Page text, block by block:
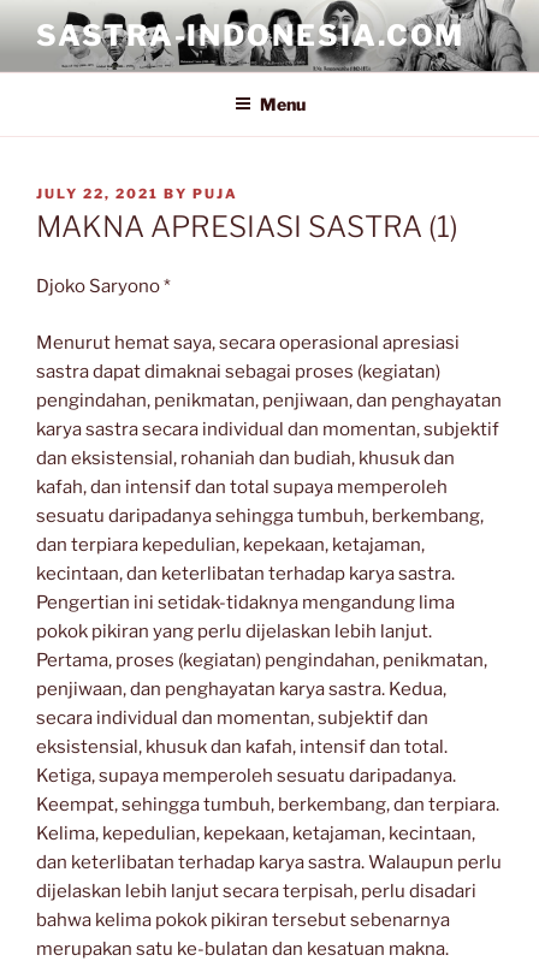
content
SASTRA-INDONESIA.COM
Menu
POSTED
ON
JULY 22, 2021 BY PUJA
MAKNA APRESIASI SASTRA (1)
Djoko Saryono *
Menurut hemat saya, secara operasional apresiasi
sastra dapat dimaknai sebagai proses (kegiatan)
pengindahan, penikmatan, penjiwaan, dan penghayatan
karya sastra secara individual dan momentan, subjektif
dan eksistensial, rohaniah dan budiah, khusuk dan
kafah, dan intensif dan total supaya memperoleh
sesuatu daripadanya sehingga tumbuh, berkembang,
dan terpiara kepedulian, kepekaan, ketajaman,
kecintaan, dan keterlibatan terhadap karya sastra.
Pengertian ini setidak-tidaknya mengandung lima
pokok pikiran yang perlu dijelaskan lebih lanjut.
Pertama, proses (kegiatan) pengindahan, penikmatan,
penjiwaan, dan penghayatan karya sastra. Kedua,
secara individual dan momentan, subjektif dan
eksistensial, khusuk dan kafah, intensif dan total.
Ketiga, supaya memperoleh sesuatu daripadanya.
Keempat, sehingga tumbuh, berkembang, dan terpiara.
Kelima, kepedulian, kepekaan, ketajaman, kecintaan,
dan keterlibatan terhadap karya sastra. Walaupun perlu
dijelaskan lebih lanjut secara terpisah, perlu disadari
bahwa kelima pokok pikiran tersebut sebenarnya
merupakan satu ke-bulatan dan kesatuan makna.